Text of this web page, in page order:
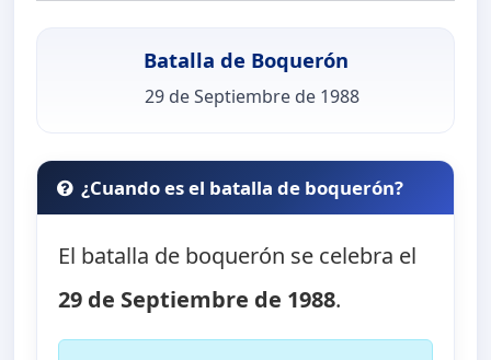
Batalla de Boquerón
29 de Septiembre de 1988
¿Cuando es el batalla de boquerón?
El batalla de boquerón se celebra el
29 de Septiembre de 1988.